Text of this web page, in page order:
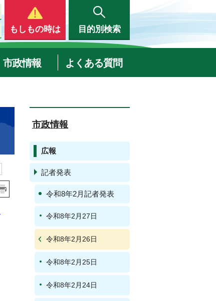
もしもの時は 目的別検索
市政情報 よくある質問
市政情報
広報
記者発表
令和8年2月記者発表
令和8年2月27日
令和8年2月26日
令和8年2月25日
令和8年2月24日